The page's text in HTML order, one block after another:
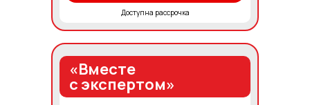
Доступна рассрочка
«Вместе
с экспертом»